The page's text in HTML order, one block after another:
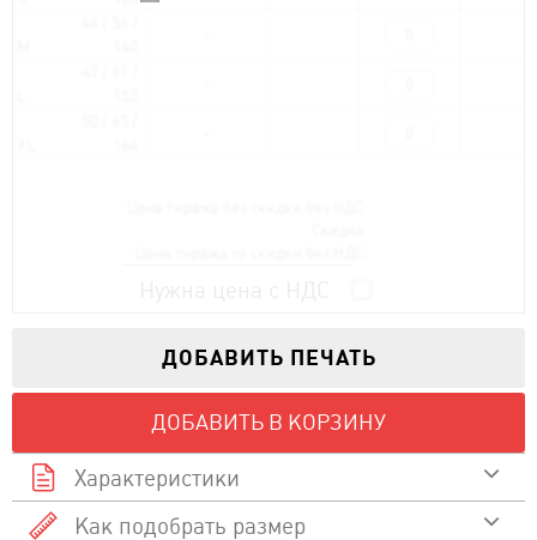
ДОБАВИТЬ ПЕЧАТЬ
ДОБАВИТЬ В КОРЗИНУ
Характеристики
Как подобрать размер